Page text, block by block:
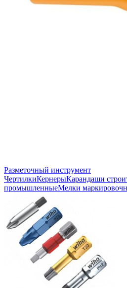
Разметочный инструмент
ЧертилкиКернерыКарандаши
промышленныеМелки